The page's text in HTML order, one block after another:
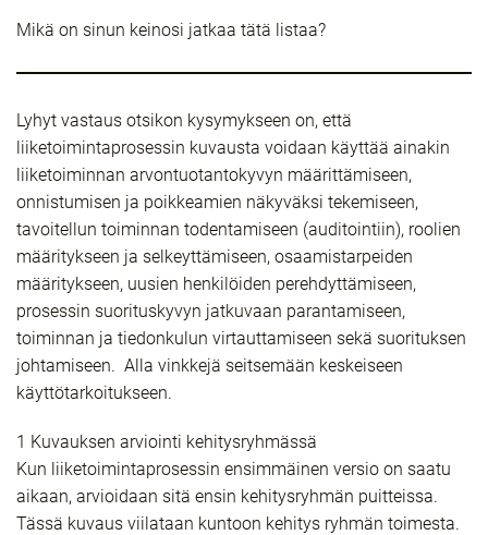
Mikä on sinun keinosi jatkaa tätä listaa?
Lyhyt vastaus otsikon kysymykseen on, että
liiketoimintaprosessin kuvausta voidaan käyttää ainakin
liiketoiminnan arvontuotantokyvyn määrittämiseen,
onnistumisen ja poikkeamien näkyväksi tekemiseen,
tavoitellun toiminnan todentamiseen (auditointiin), roolien
määritykseen ja selkeyttämiseen, osaamistarpeiden
määritykseen, uusien henkilöiden perehdyttämiseen,
prosessin suorituskyvyn jatkuvaan parantamiseen,
toiminnan ja tiedonkulun virtauttamiseen sekä suorituksen
johtamiseen. Alla vinkkejä seitsemään keskeiseen
käyttötarkoitukseen.
1 Kuvauksen arviointi kehitysryhmässä
Kun liiketoimintaprosessin ensimmäinen versio on saatu
aikaan, arvioidaan sitä ensin kehitysryhmän puitteissa.
Tässä kuvaus viilataan kuntoon kehitys ryhmän toimesta.